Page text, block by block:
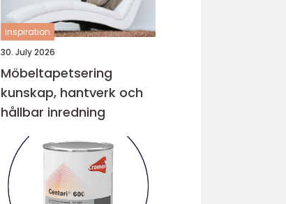
inspiration
30. July 2026
Möbeltapetsering
kunskap, hantverk och
hållbar inredning